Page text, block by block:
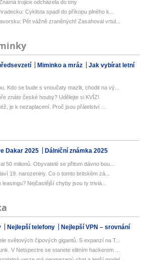
trojice odcházela do tmy
Cyklista spadl do příkopu plného k...
Pět vážně zraněných! Zasahoval vrtul...
Miminko a mráz
Jak vybírat letní
Kdo se bude s vnoučaty mazlit, chodit na vý...
znáte české houby? Udělejte si KVÍZ!
je k nezaplacení. Proč jsou přátelství ...
Dakar 2025 Dálniční známka 2025
50 milionů. Obyvatelé se přitom dávno bou...
19. narozeniny. Co o tomto britském zá...
Nejčastější chyby jsou ty triviá...
Nejlepší telefony Nejlepší VPN – srovnání
světových čipových gigantů. S expanzí na T...
V Netspectre se stanete elitním hackerem ...